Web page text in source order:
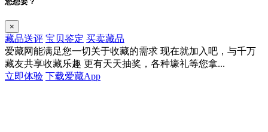
×
藏品送评 宝贝鉴定 买卖藏品
爱藏网能满足您一切关于收藏的需求 现在就加入吧，与千万
藏友共享收藏乐趣 更有天天抽奖，各种壕礼等您拿...
立即体验 下载爱藏App